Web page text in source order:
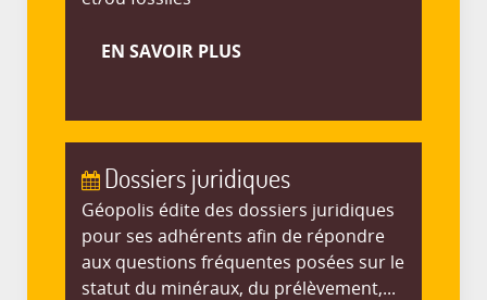
EN SAVOIR PLUS
Dossiers juridiques
Géopolis édite des dossiers juridiques
pour ses adhérents afin de répondre
aux questions fréquentes posées sur le
statut du minéraux, du prélèvement,...